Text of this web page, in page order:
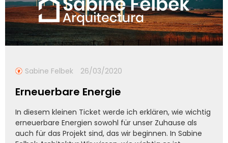
Sabine Felbek 26/03/2020
Erneuerbare Energie
In diesem kleinen Ticket werde ich erklären, wie wichtig
erneuerbare Energien sowohl für unser Zuhause als
auch für das Projekt sind, das wir beginnen. In Sabine